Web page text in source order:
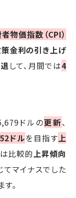
物価指数（CPI）
金利の引き上げ
して、月間では4
ドルの更新、
ドルを目指す上
比較的上昇傾向
てマイナスでした
す。